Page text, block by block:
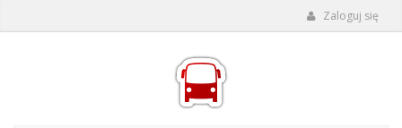
Zaloguj się